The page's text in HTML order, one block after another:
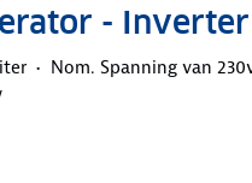
- Inverter
Nom. Spanning van